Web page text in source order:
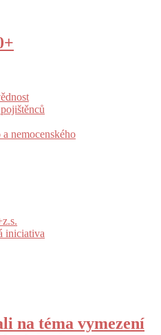
nemocenského
iniciativa
na téma vymezení